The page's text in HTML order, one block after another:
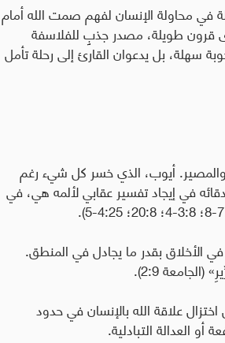
في محاولة الإنسان لفهم صمت الله أمام
قرون طويلة، مصدر جذبٍ للفلاسفة
سهلة، بل يدعوان القارئ إلى رحلة تأمل
والمصير. أيوب، الذي خسر كل شيء رغم
في إيجاد تفسير عقابي لألمه هي، في
في الأخلاق بقدر ما يجادل في المنطق.
2:9).
علاقة الله بالإنسان في حدود
أو العدالة التبادلية.